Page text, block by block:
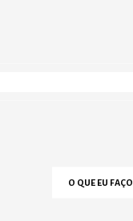
O QUE EU FAÇO